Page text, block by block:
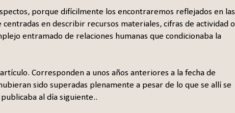
porque difícilmente los encontraremos reflejados en las
en describir recursos materiales, cifras de actividad o
entramado de relaciones humanas que condicionaba la
Corresponden a unos años anteriores a la fecha de
sido superadas plenamente a pesar de lo que se allí se
al día siguiente..